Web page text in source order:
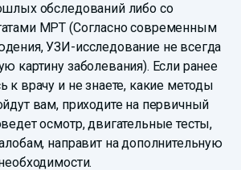
обследований либо со
МРТ (Согласно современным
УЗИ-исследование не всегда
картину заболевания). Если ранее
к врачу и не знаете, какие методы
вам, приходите на первичный
осмотр, двигательные тесты,
направит на дополнительную